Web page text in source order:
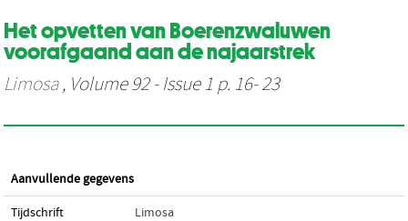
Het opvetten van Boerenzwaluwen
voorafgaand aan de najaarstrek
Limosa, Volume 92 - Issue 1 p. 16- 23
Aanvullende gegevens
Tijdschrift Limosa